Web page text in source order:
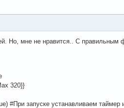
Но, мне не нравится.. С правильным
320}}
#При запуске устанавливаем таймер